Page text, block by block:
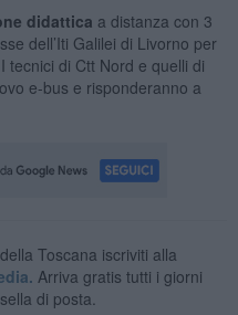
didattica a distanza con 3
dell’Iti Galilei di Livorno per
tecnici di Ctt Nord e quelli di
e-bus e risponderanno a
Toscana iscriviti alla
Arriva gratis tutti i giorni
di posta.